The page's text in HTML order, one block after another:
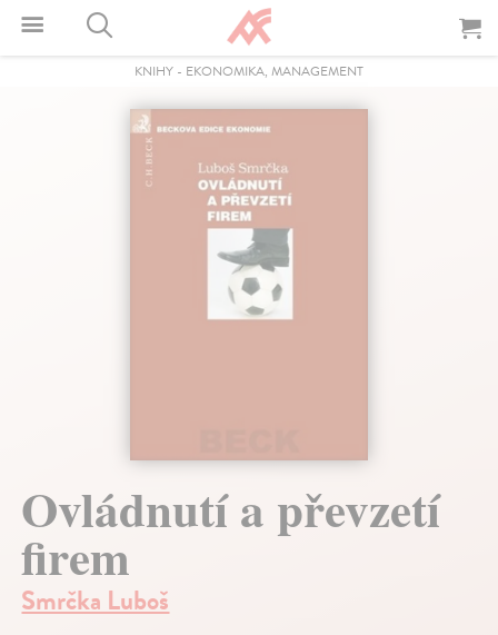
KNIHY - EKONOMIKA, MANAGEMENT
Ovládnutí a převzetí
firem
Smrčka Luboš